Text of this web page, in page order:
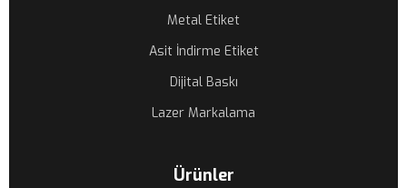
Metal Etiket
Asit İndirme Etiket
Dijital Baskı
Lazer Markalama
Ürünler